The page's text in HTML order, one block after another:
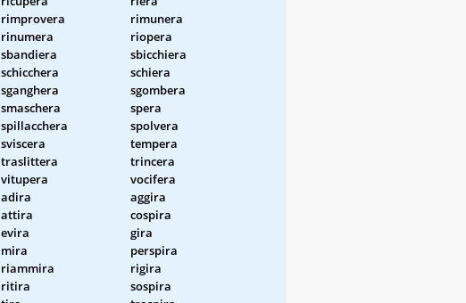
rimprovera
rimunera
rinumera
riopera
sbandiera
sbicchiera
schicchera
schiera
sganghera
sgombera
smaschera
spera
spillacchera
spolvera
sviscera
tempera
traslittera
trincera
vitupera
vocifera
adira
aggira
attira
cospira
evira
gira
mira
perspira
riammira
rigira
ritira
sospira